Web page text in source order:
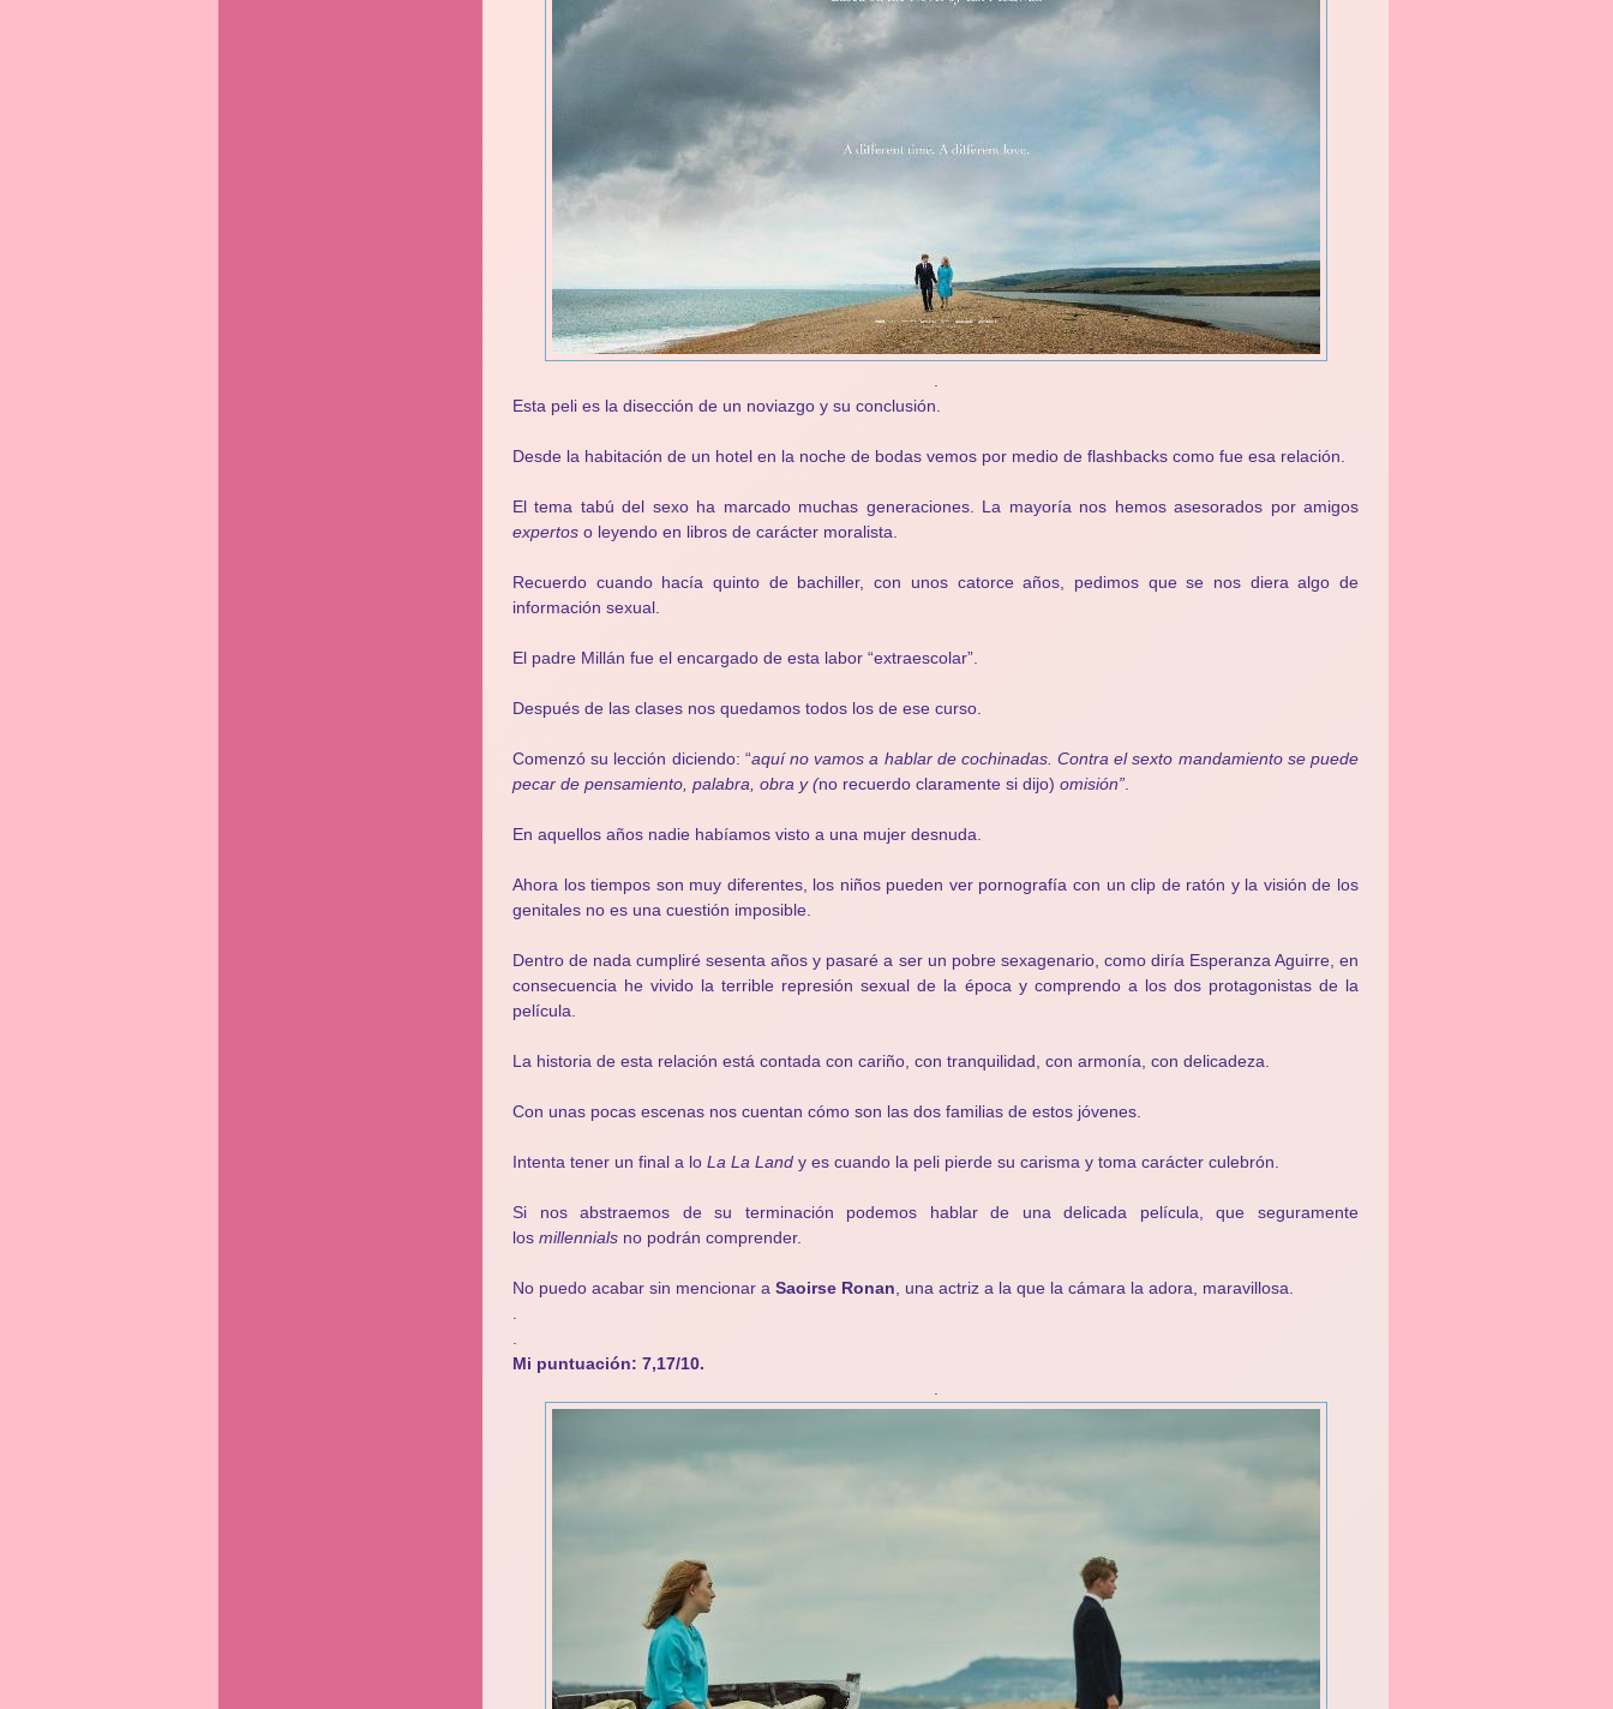
Esta peli es la disección de un noviazgo y su conclusión.
Desde la habitación de un hotel en la noche de bodas vemos por medio de flashbacks como fue esa relación.
El tema tabú del sexo ha marcado muchas generaciones. La mayoría nos hemos asesorados por amigos
expertos o leyendo en libros de carácter moralista.
Recuerdo cuando hacía quinto de bachiller, con unos catorce años, pedimos que se nos diera algo de
información sexual.
El padre Millán fue el encargado de esta labor “extraescolar”.
Después de las clases nos quedamos todos los de ese curso.
Comenzó su lección diciendo: “aquí no vamos a hablar de cochinadas. Contra el sexto mandamiento se puede
pecar de pensamiento, palabra, obra y (no recuerdo claramente si dijo) omisión”
En aquellos años nadie habíamos visto a una mujer desnuda.
Ahora los tiempos son muy diferentes, los niños pueden ver pornografía con un clip de ratón y la visión de los
genitales no es una cuestión imposible.
Dentro de nada cumpliré sesenta años y pasaré a ser un pobre sexagenario, como diría Esperanza Aguirre, en
consecuencia he vivido la terrible represión sexual de la época y comprendo a los dos protagonistas de la
película.
La historia de esta relación está contada con cariño, con tranquilidad, con armonía, con delicadeza.
Con unas pocas escenas nos cuentan cómo son las dos familias de estos jóvenes.
Intenta tener un final a lo La La Land y es cuando la peli pierde su carisma y toma carácter culebrón.
Si nos abstraemos de su terminación podemos hablar de una delicada película, que seguramente
los millennials no podrán comprender.
No puedo acabar sin mencionar a Saoirse Ronan , una actriz a la que la cámara la adora, maravillosa.
Mi puntuación: 7,17/10.